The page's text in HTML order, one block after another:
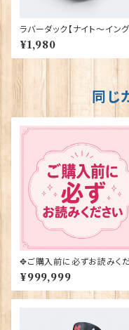
ラバーダック【ナイト～イン
ンド騎士～】Elgate
90350
¥1,980
同じ
✥ご購入前に必ずお読みく
い✥
¥999,999